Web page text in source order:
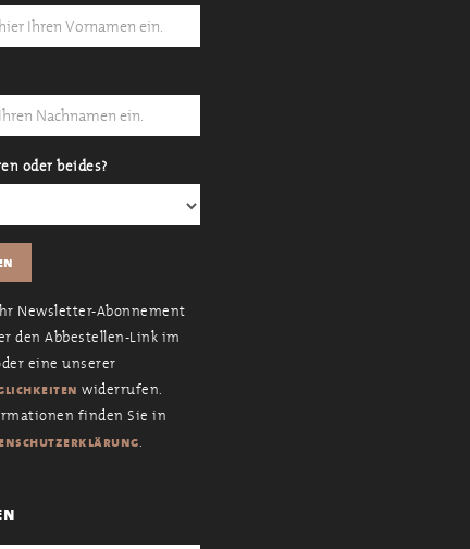
oder beides?
Newsletter-Abonnement
den Abbestellen-Link im
eine unserer
widerrufen.
finden Sie in
.